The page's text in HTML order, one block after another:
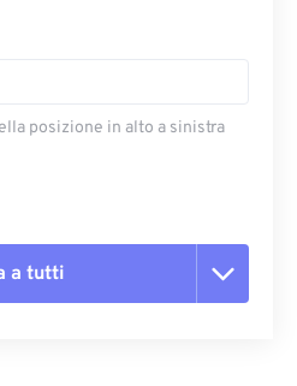
posizione in alto a sinistra
a tutti